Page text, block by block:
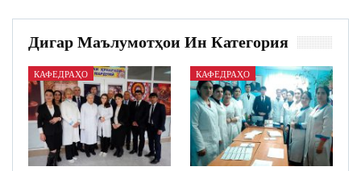
Дигар Маълумотҳои Ин Категория
КАФЕДРАҲО КАФЕДРАҲО